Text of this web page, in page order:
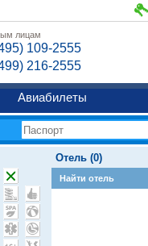
лицам
109-2555
216-2555
Авиабилеты
Отель (0)
Найти отель